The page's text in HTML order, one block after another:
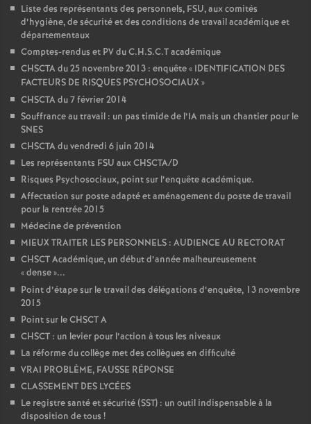
Liste des représentants des personnels, FSU, aux comités
d’hygiène, de sécurité et des conditions de travail académique et
départementaux
Comptes-rendus et PV du C.H.S.C.T académique
CHSCTA du 25 novembre 2013 : enquête « IDENTIFICATION DES
FACTEURS DE RISQUES PSYCHOSOCIAUX »
CHSCTA du 7 février 2014
Souffrance au travail : un pas timide de l’IA mais un chantier pour le
SNES
CHSCTA du vendredi 6 juin 2014
Les représentants FSU aux CHSCTA/D
Risques Psychosociaux, point sur l’enquête académique.
Affectation sur poste adapté et aménagement du poste de travail
pour la rentrée 2015
Médecine de prévention
MIEUX TRAITER LES PERSONNELS : AUDIENCE AU RECTORAT
CHSCT Académique, un début d’année malheureusement
«dense»...
Point d’étape sur le travail des délégations d’enquête, 13 novembre
2015
Point sur le CHSCT A
CHSCT : un levier pour l’action à tous les niveaux
La réforme du collège met des collègues en difficulté
VRAI PROBLÈME, FAUSSE RÉPONSE
CLASSEMENT DES LYCÉES
Le registre santé et sécurité (SST) : un outil indispensable à la
disposition de tous !